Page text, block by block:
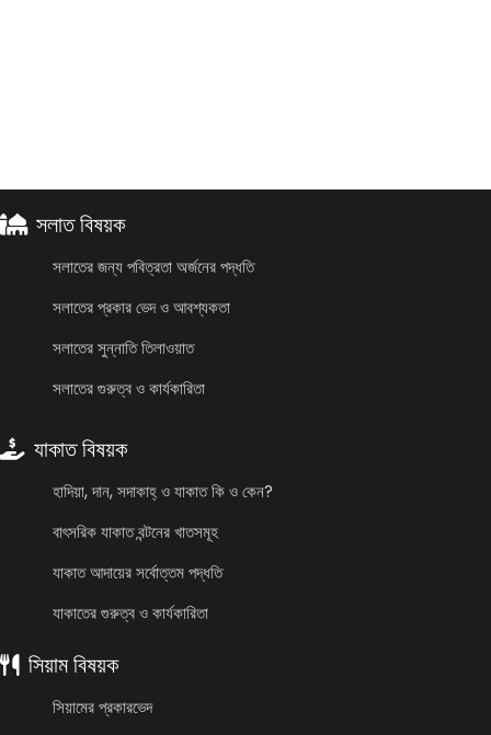
সলাত বিষয়ক
সলাতের জন্য পবিত্রতা অর্জনের পদ্ধতি
সলাতের প্রকার ভেদ ও আবশ্যকতা
সলাতের সুন্নাতি তিলাওয়াত
সলাতের গুরুত্ব ও কার্যকারিতা
যাকাত বিষয়ক
হাদিয়া, দান, সদাকাহ্ ও যাকাত কি ও কেন?
বাৎসরিক যাকাত বন্টনের খাতসমূহ
যাকাত আদায়ের সর্বোত্তম পদ্ধতি
যাকাতের গুরুত্ব ও কার্যকারিতা
সিয়াম বিষয়ক
সিয়ামের প্রকারভেদ